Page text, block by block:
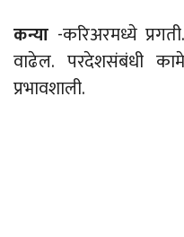
कन्या -करिअरमध्ये
वाढेल. परदेशसंबंधी
प्रभावशाली.